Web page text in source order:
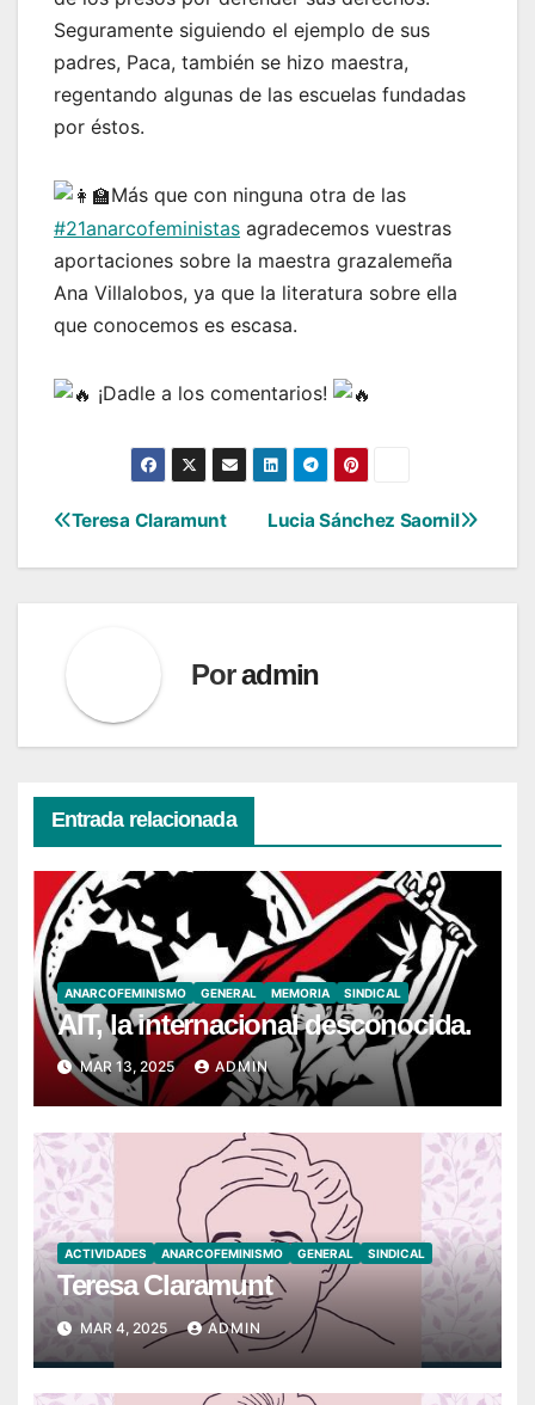
Seguramente siguiendo el ejemplo de sus
padres, Paca, también se hizo maestra,
regentando algunas de las escuelas fundadas
por éstos.
Más que con ninguna otra de las
#21anarcofeministas agradecemos vuestras
aportaciones sobre la maestra grazalemeña
Ana Villalobos, ya que la literatura sobre ella
que conocemos es escasa.
¡Dadle a los comentarios!
Navegación
de
Lucia Sánchez Saornil
Teresa Claramunt
Poradmin
Entrada relacionada
ANARCOFEMINISMO GENERAL MEMORIA SINDICAL
AIT, la internacional desconocida.
MAR 13, 2025 ADMIN
ACTIVIDADES ANARCOFEMINISMO GENERAL SINDICAL
Teresa Claramunt
MAR 4, 2025 ADMIN